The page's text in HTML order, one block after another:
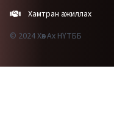
Хамтран ажиллах
© 2024 Хөх Ах НҮТББ